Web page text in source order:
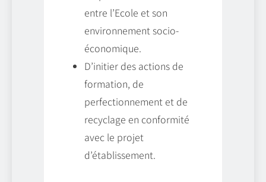
entre l’Ecole et son
environnement socio-
économique.
D’initier des actions de
formation, de
perfectionnement et de
recyclage en conformité
avec le projet
d’établissement.